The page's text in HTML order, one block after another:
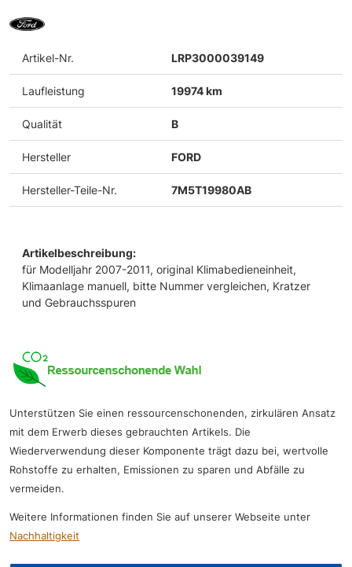
Artikel-Nr. LRP3000039149
Laufleistung 19974 km
Qualität B
Hersteller FORD
Hersteller-Teile-Nr. 7M5T19980AB
Artikelbeschreibung:
für Modelljahr 2007-2011, original Klimabedieneinheit,
Klimaanlage manuell, bitte Nummer vergleichen, Kratzer
und Gebrauchsspuren
Unterstützen Sie einen ressourcenschonenden, zirkulären Ansatz
mit dem Erwerb dieses gebrauchten Artikels. Die
Wiederverwendung dieser Komponente trägt dazu bei, wertvolle
Rohstoffe zu erhalten, Emissionen zu sparen und Abfälle zu
vermeiden.
Weitere Informationen finden Sie auf unserer Webseite unter
Nachhaltigkeit